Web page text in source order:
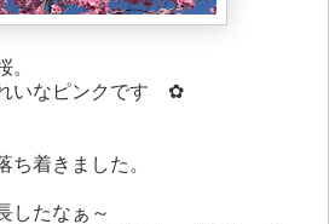
。
いなピンクです ✿
ち着きました。
たなぁ～